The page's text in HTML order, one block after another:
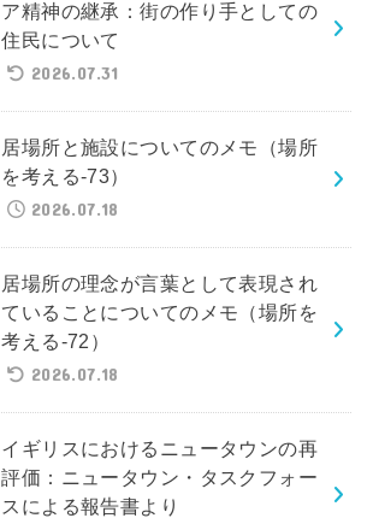
ア精神の継承：街の作り手としての
住民について
2026.07.31
居場所と施設についてのメモ（場所
を考える-73）
2026.07.18
居場所の理念が言葉として表現され
ていることについてのメモ（場所を
考える-72）
2026.07.18
イギリスにおけるニュータウンの再
評価：ニュータウン・タスクフォー
スによる報告書より